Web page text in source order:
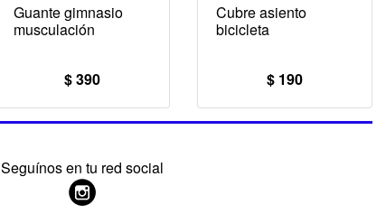
Guante gimnasio
musculación
$ 390
Cubre asiento
bicicleta
$ 190
Seguínos en tu red social